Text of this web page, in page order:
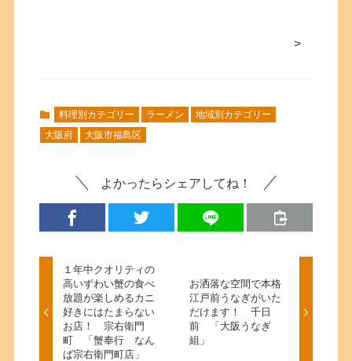
>
料理別カテゴリー ラーメン
地域別カテゴリー
大阪府
大阪市福島区
よかったらシェアしてね！
１年中クオリティの
高いずわい蟹の食べ
放題が楽しめるカニ
好きにはたまらない
お店！ 宗右衛門
町 「蟹奉行 なん
ば宗右衛門町店」
お洒落な空間で本格
江戸前うなぎがいた
だけます！ 千日
前 「大阪うなぎ
組」